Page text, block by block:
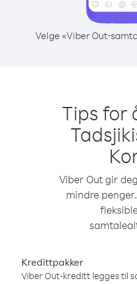
Velge «Viber Out-
Tips for
Viber Out gir
mindre
Kredittpakker
Viber Out-kreditt legges til